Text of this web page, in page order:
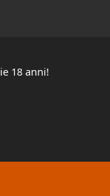
18 anni!